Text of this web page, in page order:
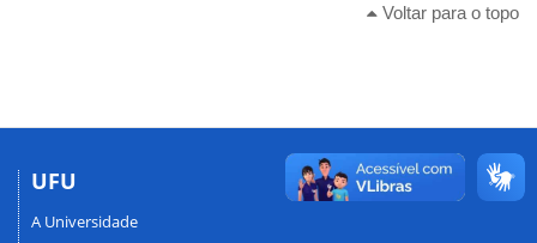
Voltar para o topo
UFU
A Universidade